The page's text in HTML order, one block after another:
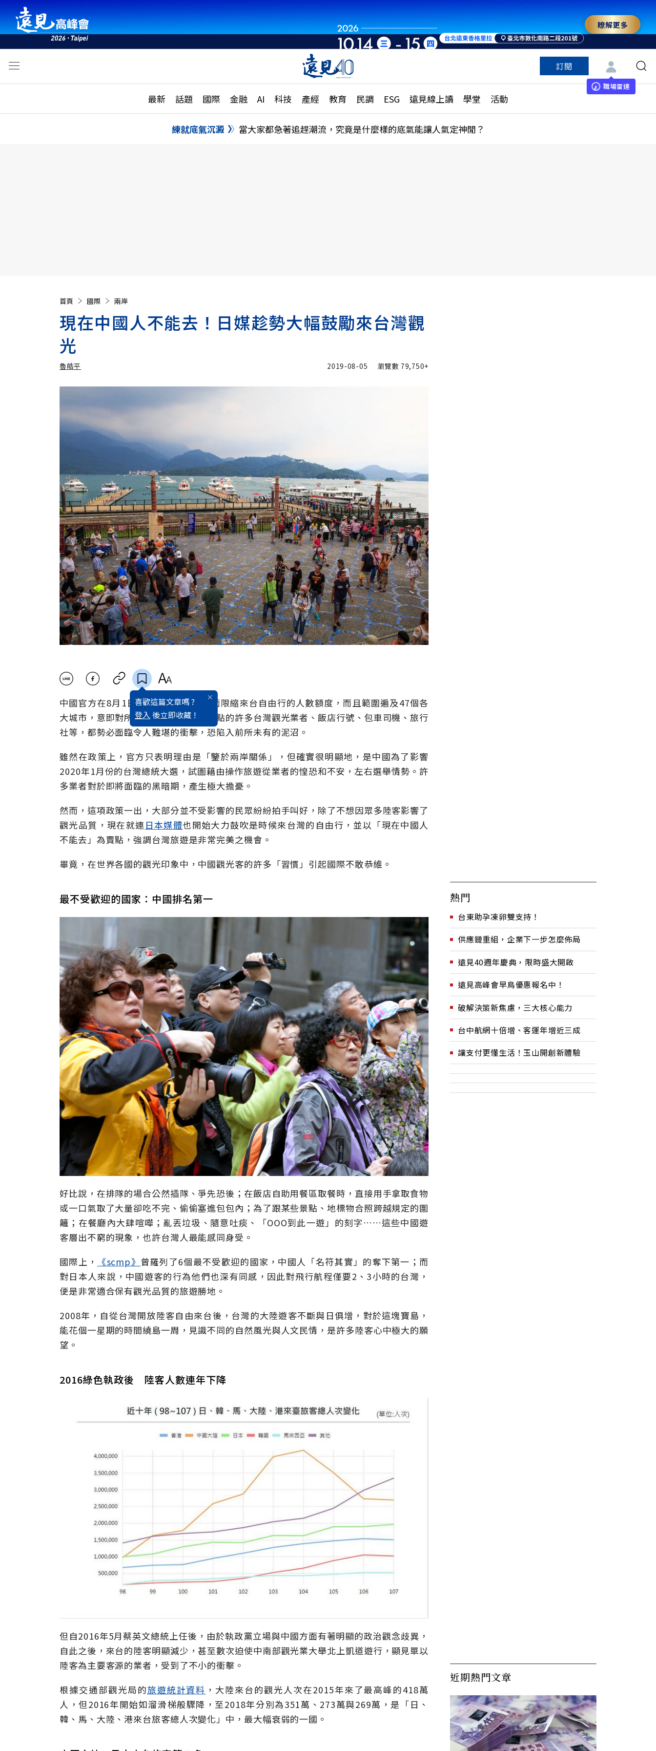
世界重組・洞見未來 與世界領袖同行
瞭解更多
訂閱
職場雷達
最新 話題 國際 金融 AI 科技 產經 教育 民調 ESG 遠見線上讀 學堂 活動
活動
話題
國際
特輯
大學升學、職涯攻略
縣市施政調查全解析
民調
更多訂閱方案
特色頻道
練就底氣沉澱 當大家都急著追趕潮流，究竟是什麼樣的底氣能讓人氣定神閒？
首頁 國際 兩岸
現在中國人不能去！日媒趁勢大幅鼓勵來台灣觀
光
魯皓平 2019-08-05 瀏覽數 79,750+
喜歡這篇文章嗎 ?
登入 後立即收藏 !
中國官方在8月1日時正式宣布，將全面限縮來台自由行的人數額度，而且範圍遍及47個各
大城市，意即對所有以陸客自由行為賣點的許多台灣觀光業者、飯店行號、包車司機、旅行
社等，都勢必面臨令人難堪的衝擊，恐陷入前所未有的泥沼。
雖然在政策上，官方只表明理由是「鑒於兩岸關係」，但確實很明顯地，是中國為了影響
2020年1月份的台灣總統大選，試圖藉由操作旅遊從業者的惶恐和不安，左右選舉情勢。許
多業者對於即將面臨的黑暗期，產生極大擔憂。
然而，這項政策一出，大部分並不受影響的民眾紛紛拍手叫好，除了不想因眾多陸客影響了
觀光品質，現在就連日本媒體也開始大力鼓吹是時候來台灣的自由行，並以「現在中國人
不能去」為賣點，強調台灣旅遊是非常完美之機會。
畢竟，在世界各國的觀光印象中，中國觀光客的許多「習慣」引起國際不敢恭維。
最不受歡迎的國家：中國排名第一
好比說，在排隊的場合公然插隊、爭先恐後；在飯店自助用餐區取餐時，直接用手拿取食物
或一口氣取了大量卻吃不完、偷偷塞進包包內；為了跟某些景點、地標物合照跨越規定的圍
籬；在餐廳內大肆喧嘩；亂丟垃圾、隨意吐痰、「OOO到此一遊」的刻字……這些中國遊
客層出不窮的現象，也許台灣人最能感同身受。
國際上，
《scmp》 曾羅列了6個最不受歡迎的國家，中國人「名符其實」的奪下第一；而
對日本人來說，中國遊客的行為他們也深有同感，因此對飛行航程僅要2、3小時的台灣，
便是非常適合保有觀光品質的旅遊勝地。
2008年，自從台灣開放陸客自由來台後，台灣的大陸遊客不斷與日俱增，對於這塊寶島，
能花個一星期的時間繞島一周，見識不同的自然風光與人文民情，是許多陸客心中極大的願
望。
2016綠色執政後 陸客人數連年下降
但自2016年5月蔡英文總統上任後，由於執政黨立場與中國方面有著明顯的政治觀念歧異，
自此之後，來台的陸客明顯減少，甚至數次迫使中南部觀光業大舉北上凱道遊行，顯見單以
陸客為主要客源的業者，受到了不小的衝擊。
根據交通部觀光局的旅遊統計資料 ，大陸來台的觀光人次在2015年來了最高峰的418萬
人，但2016年開始如溜滑梯般驟降，至2018年分別為351萬、273萬與269萬，是「日、
韓、馬、大陸、港來台旅客總人次變化」中，最大幅衰弱的一國。
熱門
台東助孕凍卵雙支持！
供應鏈重組，企業下一步怎麼佈局
遠見40週年慶典，限時盛大開啟
遠見高峰會早鳥優惠報名中！
破解決策新焦慮，三大核心能力
台中航網十倍增、客運年增近三成
讓支付更懂生活！玉山開創新體驗
近期熱門文章